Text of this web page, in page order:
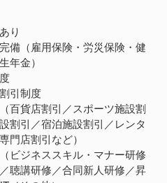
り
備（雇用保険・労災保険・健
年金）
引制度
百貨店割引／スポーツ施設割
割引／宿泊施設割引／レンタ
門店割引など）
ビジネススキル・マナー研修
聴講研修／合同新人研修／昇